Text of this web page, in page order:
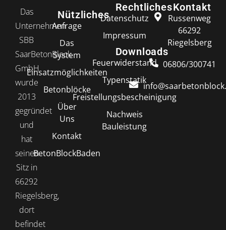
Das
Unternehmen
SBB
SaarBetonBlock
GmbH
wurde
2013
gegründet
und
hat
seinen
Sitz in
66292
Riegelsberg,
dort
befindet
Nützliches
Anfrage
Das
System
Einsatzmöglichkeiten
Betonblöcke
Über
Uns
Kontakt
BetonBlockBaden
Rechtliches
Datenschutz
Impressum
Downloads
Feuerwiderstand
Typenstatik
Freistellungsbescheinigung
Nachweis
Bauleistung
Kontakt
Russenweg
66292
Riegelsberg
06806/300741